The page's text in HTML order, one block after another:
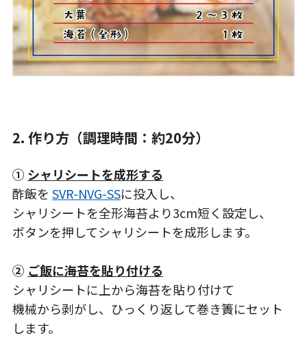
2. 作り方（調理時間：約20分）
① シャリシートを成形する
酢飯を SVR-NVG-SSに投入し、
シャリシートを全形海苔より3cm短く設定し、
ボタンを押してシャリシートを成形します。
② ご飯に海苔を貼り付ける
シャリシートに上から海苔を貼り付けて
機械から剥がし、ひっくり返して巻き簀にセット
します。